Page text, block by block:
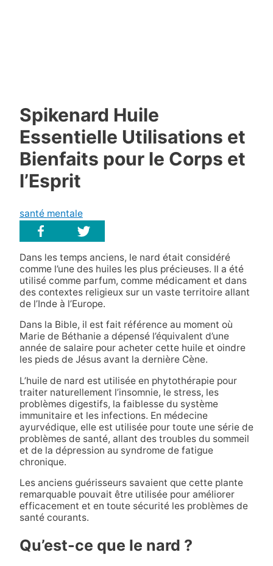
Spikenard Huile
Essentielle Utilisations et
Bienfaits pour le Corps et
l’Esprit
santé mentale
Dans les temps anciens, le nard était considéré
comme l’une des huiles les plus précieuses. Il a été
utilisé comme parfum, comme médicament et dans
des contextes religieux sur un vaste territoire allant
de l’Inde à l’Europe.
Dans la Bible, il est fait référence au moment où
Marie de Béthanie a dépensé l’équivalent d’une
année de salaire pour acheter cette huile et oindre
les pieds de Jésus avant la dernière Cène.
L’huile de nard est utilisée en phytothérapie pour
traiter naturellement l’insomnie, le stress, les
problèmes digestifs, la faiblesse du système
immunitaire et les infections. En médecine
ayurvédique, elle est utilisée pour toute une série de
problèmes de santé, allant des troubles du sommeil
et de la dépression au syndrome de fatigue
chronique.
Les anciens guérisseurs savaient que cette plante
remarquable pouvait être utilisée pour améliorer
efficacement et en toute sécurité les problèmes de
santé courants.
Qu’est-ce que le nard ?